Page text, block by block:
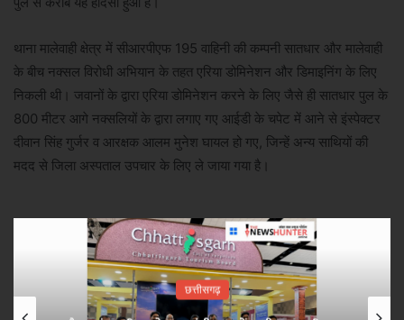
थाना मालेवाही क्षेत्र में सीआरपीएफ 195 वाहिनी की कम्पनी सातधार और मालेवाही
के बीच नक्सल विरोधी अभियान के तहत एरिया डोमिनेशन और डिमाइनिंग के लिए
निकली थी। जवानों के द्वारा एरिया डोमिनेशन करने के लिए जैसे ही सातधार पुल के
800 मीटर आगे नक्सलियों के द्वारा लगाए गए आईडी के चपेट में आने से इंस्पेक्टर
दीवान सिंह गुर्जर व आरक्षक आलम मुनेश घायल हो गए, जिन्हें अन्य साथियों की
मदद से जिला अस्पताल उपचार के लिए ले जाया गया है।
छत्तीसगढ़